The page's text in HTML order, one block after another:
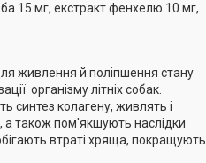
15 мг, екстракт фенхелю 10 мг,
живлення й поліпшення стану
організму літніх собак.
синтез колагену, живлять і
а також пом'якшують наслідки
втраті хряща, покращують